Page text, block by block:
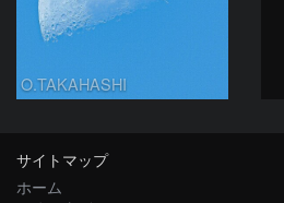
O.TAKAHASHI
サイトマップ
ホーム